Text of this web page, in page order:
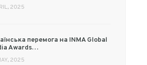
2025
перемога на INMA Global
Awards…
2025